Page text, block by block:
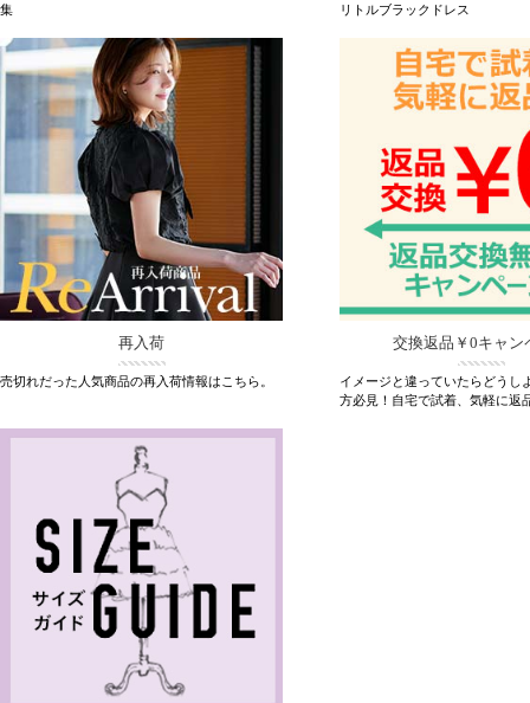
集
リトルブラックドレス
再入荷
売切れだった人気商品の再入荷情報はこちら。
交換返品￥0キャン
イメージと違っていたらどうし
方必見！自宅で試着、気軽に返